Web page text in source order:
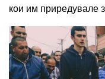
кои им приредувале